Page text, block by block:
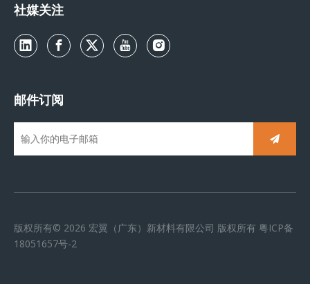
社媒关注
邮件订阅
版权所有© 2026 宏翼（广东）新材料有限公司 版权所有 粤ICP备
18051657号-2